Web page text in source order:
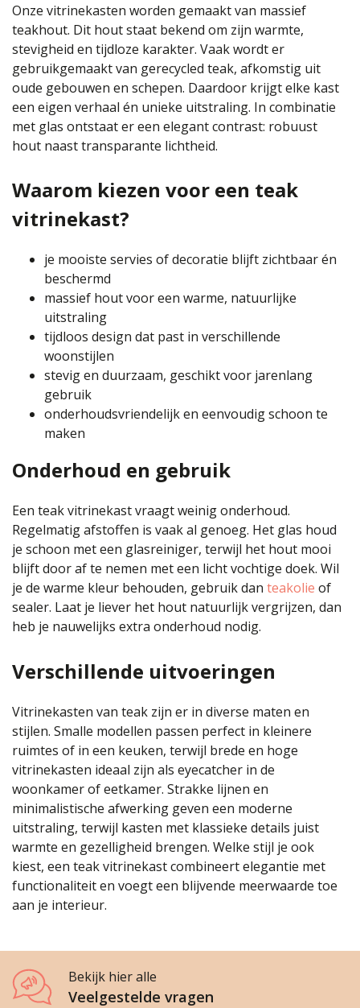
Onze vitrinekasten worden gemaakt van massief
teakhout. Dit hout staat bekend om zijn warmte,
stevigheid en tijdloze karakter. Vaak wordt er
gebruikgemaakt van gerecycled teak, afkomstig uit
oude gebouwen en schepen. Daardoor krijgt elke kast
een eigen verhaal én unieke uitstraling. In combinatie
met glas ontstaat er een elegant contrast: robuust
hout naast transparante lichtheid.
Waarom kiezen voor een teak
vitrinekast?
je mooiste servies of decoratie blijft zichtbaar én
beschermd
massief hout voor een warme, natuurlijke
uitstraling
tijdloos design dat past in verschillende
woonstijlen
stevig en duurzaam, geschikt voor jarenlang
gebruik
onderhoudsvriendelijk en eenvoudig schoon te
maken
Onderhoud en gebruik
Een teak vitrinekast vraagt weinig onderhoud.
Regelmatig afstoffen is vaak al genoeg. Het glas houd
je schoon met een glasreiniger, terwijl het hout mooi
blijft door af te nemen met een licht vochtige doek. Wil
je de warme kleur behouden, gebruik dan teakolie of
sealer. Laat je liever het hout natuurlijk vergrijzen, dan
heb je nauwelijks extra onderhoud nodig.
Verschillende uitvoeringen
Vitrinekasten van teak zijn er in diverse maten en
stijlen. Smalle modellen passen perfect in kleinere
ruimtes of in een keuken, terwijl brede en hoge
vitrinekasten ideaal zijn als eyecatcher in de
woonkamer of eetkamer. Strakke lijnen en
minimalistische afwerking geven een moderne
uitstraling, terwijl kasten met klassieke details juist
warmte en gezelligheid brengen. Welke stijl je ook
kiest, een teak vitrinekast combineert elegantie met
functionaliteit en voegt een blijvende meerwaarde toe
aan je interieur.
Bekijk hier alle
Veelgestelde vragen